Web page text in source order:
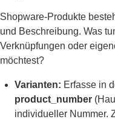
Shopware-Produkte
und Beschreibung. Was
Verknüpfungen oder
möchtest?
Varianten: Erfasse in
product_number
individueller Nummer.